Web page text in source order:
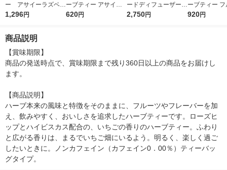
ー アサイーラズベリ
ー 30個入 1袋 生活
1,296円
ーブティー アサイー
ラズベリー 10ヶ入 1
620円
ードディフューザー
2,750円
ーブティー
ティーセット
920円
商品説明
【賞味期限】
商品の発送時点で、賞味期限まで残り360日以上の商品をお届けし
ます。
【商品説明】
ハーブ本来の風味と特徴をそのままに、フルーツやフレーバーを加
え、飲みやすく、おいしさを追求したハーブティーです。ローズヒ
ップとハイビスカス配合の、いちごの香りのハーブティー。ふわり
と広がる香りは、まるでいちご畑にいるよう。明るく、楽しく過ご
したいときに。ノンカフェイン（カフェイン0．00％）ティーバッ
グタイプ。